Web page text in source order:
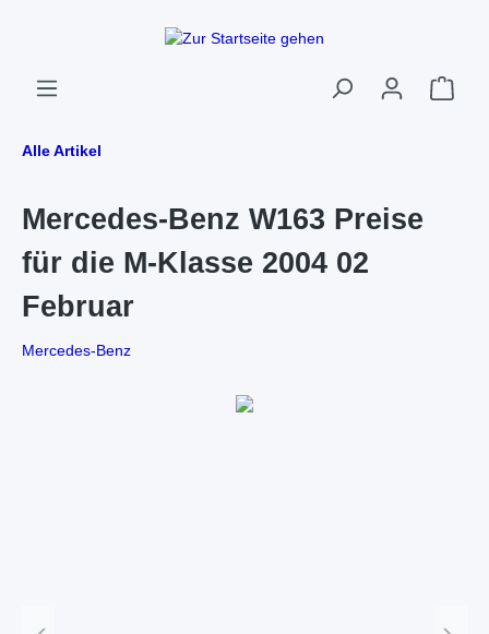
Alle Artikel
Mercedes-Benz W163 Preise
für die M-Klasse 2004 02
Februar
Mercedes-Benz